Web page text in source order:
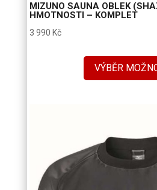
MIZUNO SAUNA OBLEK
HMOTNOSTI – KOMPLET
3 990Kč
VÝBĚR